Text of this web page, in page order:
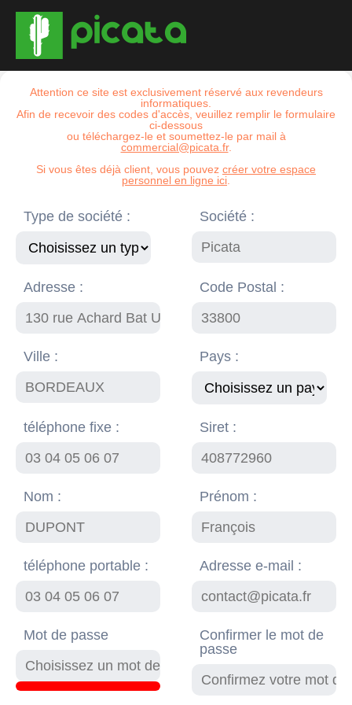
Attention ce site est exclusivement réservé aux revendeurs
informatiques.
Afin de recevoir des codes d'accès, veuillez remplir le formulaire
ci-dessous
ou téléchargez-le et soumettez-le par mail à
commercial@picata.fr.
Si vous êtes déjà client, vous pouvez créer votre espace
personnel en ligne ici
Type de société : Société :
Adresse : Code Postal :
Ville : Pays :
téléphone fixe : Siret :
Nom : Prénom :
téléphone portable : Adresse e-mail :
Mot de passe
Confirmer le mot de
passe